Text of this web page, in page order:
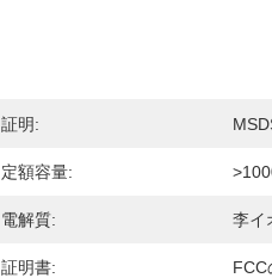
証明:
定額容量:
電解質: 李イ
証明書: FCC